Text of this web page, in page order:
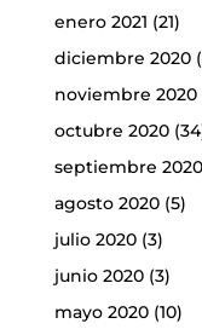
enero 2021 (21)
diciembre 2020
noviembre 2020
octubre 2020
septiembre 2020
agosto 2020(5)
julio 2020(3)
junio 2020(3)
mayo 2020(10)